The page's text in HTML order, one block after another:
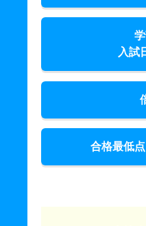
入試
合格最低